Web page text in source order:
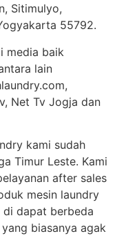
Sitimulyo,
55792.
media baik
lain
Net Tv Jogja dan
kami sudah
Timur Leste. Kami
after sales
mesin laundry
dapat berbeda
biasanya agak